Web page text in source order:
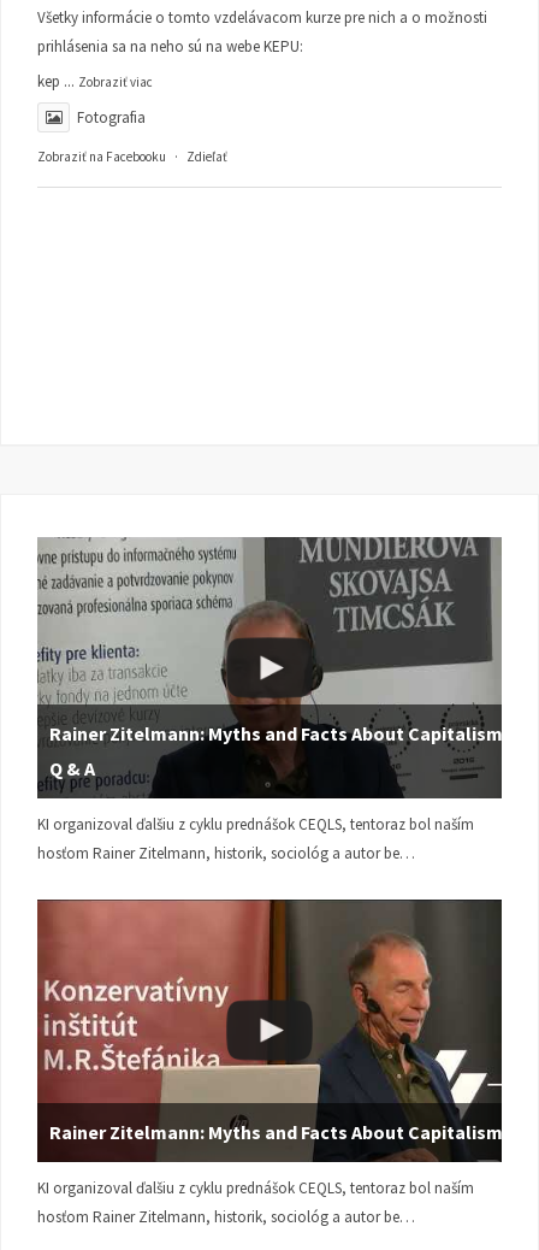
Všetky informácie o tomto vzdelávacom kurze pre nich a o možnosti
prihlásenia sa na neho sú na webe KEPU:
kep ... Zobraziť viac
Fotografia
Zobraziť na Facebooku · Zdieľať
Rainer Zitelmann: Myths and Facts About Capitalism |
Q & A
KI organizoval ďalšiu z cyklu prednášok CEQLS, tentoraz bol naším
hosťom Rainer Zitelmann, historik, sociológ a autor be…
Rainer Zitelmann: Myths and Facts About Capitalism
KI organizoval ďalšiu z cyklu prednášok CEQLS, tentoraz bol naším
hosťom Rainer Zitelmann, historik, sociológ a autor be…